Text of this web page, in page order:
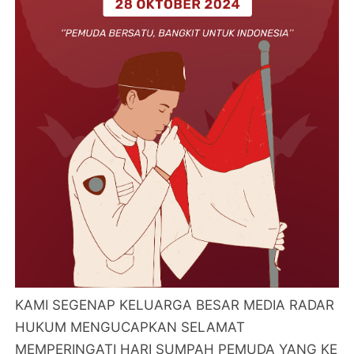
KAMI SEGENAP KELUARGA BESAR MEDIA RADAR
HUKUM MENGUCAPKAN SELAMAT
MEMPERINGATI HARI SUMPAH PEMUDA YANG KE